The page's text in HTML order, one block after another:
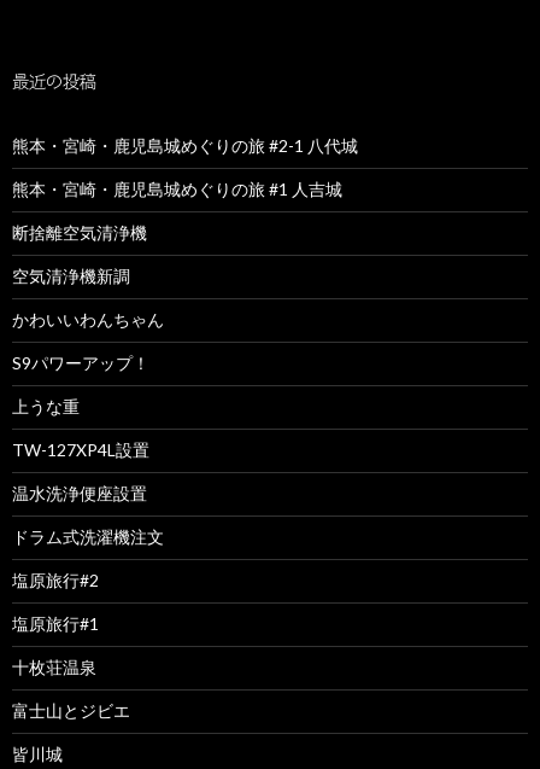
最近の投稿
熊本・宮崎・鹿児島城めぐりの旅 #2-1 八代城
熊本・宮崎・鹿児島城めぐりの旅 #1 人吉城
断捨離空気清浄機
空気清浄機新調
かわいいわんちゃん
S9パワーアップ！
上うな重
TW-127XP4L設置
温水洗浄便座設置
ドラム式洗濯機注文
塩原旅行#2
塩原旅行#1
十枚荘温泉
富士山とジビエ
皆川城